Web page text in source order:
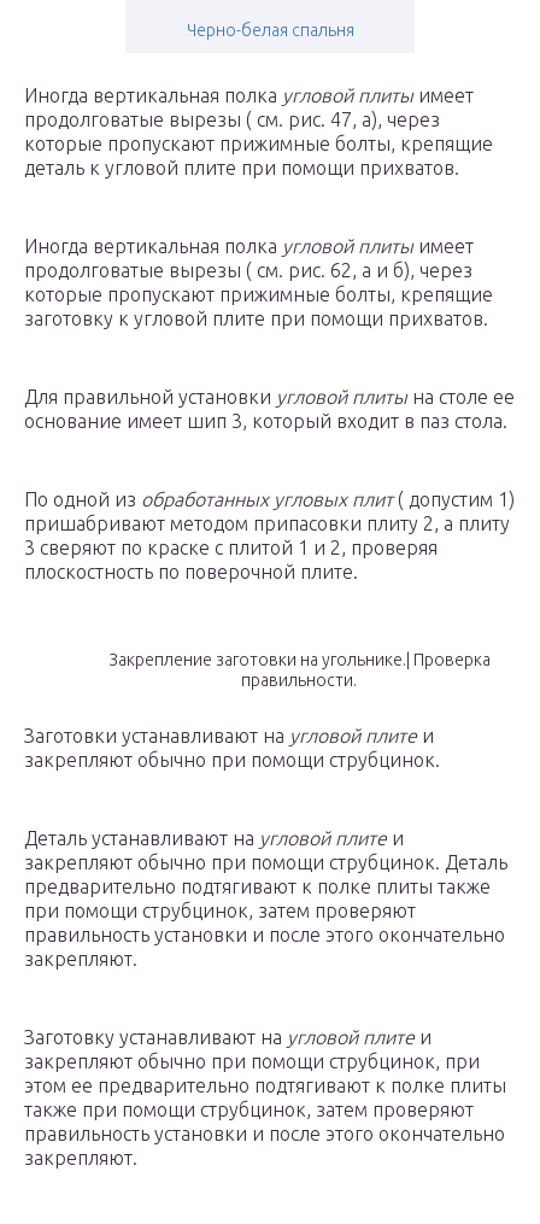
Черно-белая спальня
Иногда вертикальная полка угловой плитыимеет
продолговатые вырезы ( см. рис. 47, а), через
которые пропускают прижимные болты, крепящие
деталь к угловой плите при помощи прихватов.
Иногда вертикальная полка угловой плитыимеет
продолговатые вырезы ( см. рис. 62, а и б), через
которые пропускают прижимные болты, крепящие
заготовку к угловой плите при помощи прихватов.
Для правильной установки угловой плитына столе ее
основание имеет шип 3, который входит в паз стола.
По одной из обработанных угловых плит( допустим 1)
пришабривают методом припасовки плиту 2, а плиту
3 сверяют по краске с плитой 1 и 2, проверяя
плоскостность по поверочной плите.
Закрепление заготовки на угольнике.| Проверка
правильности.
Заготовки устанавливают на угловой плитеи
закрепляют обычно при помощи струбцинок.
Деталь устанавливают на угловой плитеи
закрепляют обычно при помощи струбцинок. Деталь
предварительно подтягивают к полке плиты также
при помощи струбцинок, затем проверяют
правильность установки и после этого окончательно
закрепляют.
Заготовку устанавливают на угловой плитеи
закрепляют обычно при помощи струбцинок, при
этом ее предварительно подтягивают к полке плиты
также при помощи струбцинок, затем проверяют
правильность установки и после этого окончательно
закрепляют.